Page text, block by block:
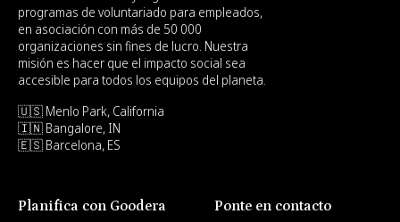
programas de voluntariado para empleados,
en asociación con más de 50 000
organizaciones sin fines de lucro. Nuestra
misión es hacer que el impacto social sea
accesible para todos los equipos del planeta.
🇺🇸 Menlo Park, California
🇮🇳 Bangalore, IN
🇪🇸 Barcelona, ES
Planifica con Goodera Ponte en contacto